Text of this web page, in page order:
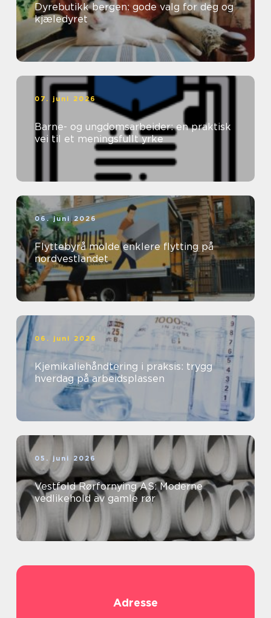
Dyrebutikk bergen: gode valg for deg og
kjæledyret
07. juni 2026
Barne- og ungdomsarbeider: en praktisk
vei til et meningsfullt yrke
06. juni 2026
Flyttebyrå molde enklere flytting på
nordvestlandet
06. juni 2026
Kjemikaliehåndtering i praksis: trygg
hverdag på arbeidsplassen
05. juni 2026
Vestfold Rørfornying AS: Moderne
vedlikehold av gamle rør
Adresse